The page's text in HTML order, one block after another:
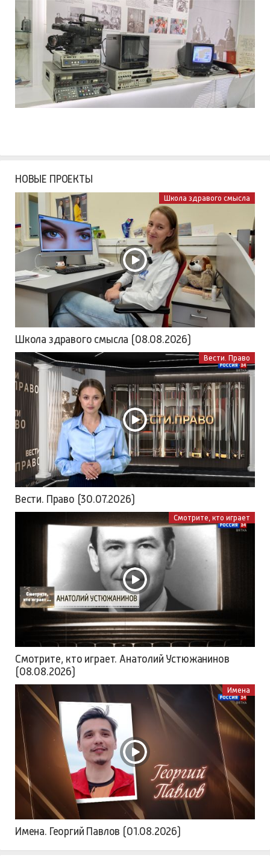
НОВЫЕ ПРОЕКТЫ
Школа здравого смысла
Школа здравого смысла (08.08.2026)
Вести. Право
Вести. Право (30.07.2026)
Смотрите, кто играет
Смотрите, кто играет. Анатолий Устюжанинов
(08.08.2026)
Имена
Имена. Георгий Павлов (01.08.2026)